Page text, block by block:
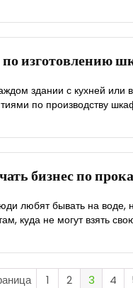
по изготовлению
здании с кухней или
по производству
бизнес по
любят бывать на воде,
куда не могут взять
1 2 3 4